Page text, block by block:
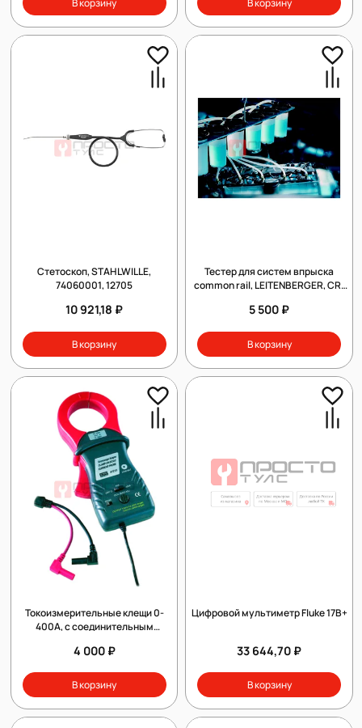
В корзину В корзину
Стетоскоп, STAHLWILLE,
74060001, 12705
10 921,18 ₽
В корзину
Тестер для систем впрыска
common rail, LEITENBERGER, CR-
5 500 ₽
В корзину
Токоизмерительные клещи 0-
400A, с соединительным
LEITENBERGER, STZ 01
4 000 ₽
В корзину
Цифровой мультиметр Fluke 17B+
33 644,70 ₽
В корзину